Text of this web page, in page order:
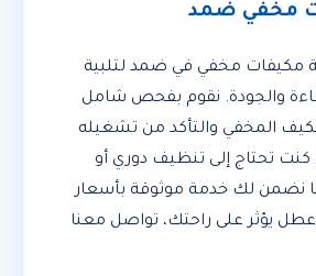
مخفي ضمد
مكيفات مخفي في ضمد لتلبية
والجودة. نقوم بفحص شامل
المخفي والتأكد من تشغيله
تحتاج إلى تنظيف دوري أو
نضمن لك خدمة موثوقة بأسعار
يؤثر على راحتك، تواصل معنا